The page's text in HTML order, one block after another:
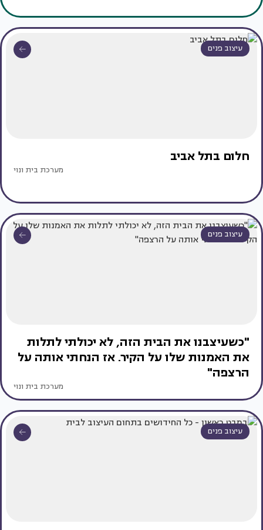
עיצוב פנים
חלום בתל אביב
מערכת בית ונוי
עיצוב פנים
"כשעיצבנו את הבית הזה, לא יכולתי לתלות
את האמנות שלו על הקיר. אז הנחתי אותה על
הרצפה"
מערכת בית ונוי
עיצוב פנים